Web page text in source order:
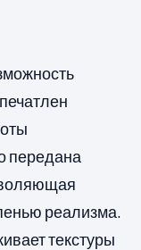
передана
реализма.
текстуры